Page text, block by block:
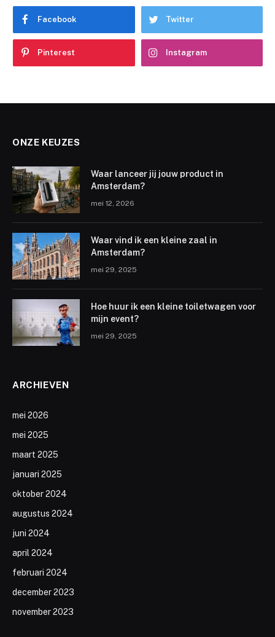
Facebook Twitter
Pinterest Instagram
ONZE KEUZES
Waar lanceer jij jouw product in
Amsterdam?
mei 12, 2026
Waar vind ik een kleine zaal in
Amsterdam?
mei 29, 2025
Hoe huur ik een kleine toiletwagen voor
mijn event?
mei 29, 2025
ARCHIEVEN
mei 2026
mei 2025
maart 2025
januari 2025
oktober 2024
augustus 2024
juni 2024
april 2024
februari 2024
december 2023
november 2023